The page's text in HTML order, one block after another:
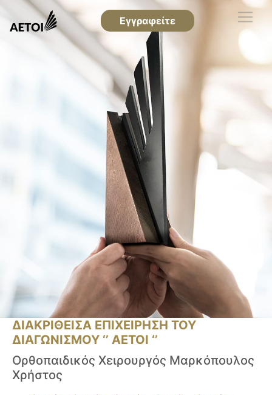
Εγγραφείτε
ΔΙΑΚΡΙΘΕΙΣΑ ΕΠΙΧΕΙΡΗΣΗ ΤΟΥ
ΔΙΑΓΩΝΙΣΜΟΥ ‘’ ΑΕΤΟΙ ‘’
Ορθοπαιδικός Χειρουργός Μαρκόπουλος
Χρήστος